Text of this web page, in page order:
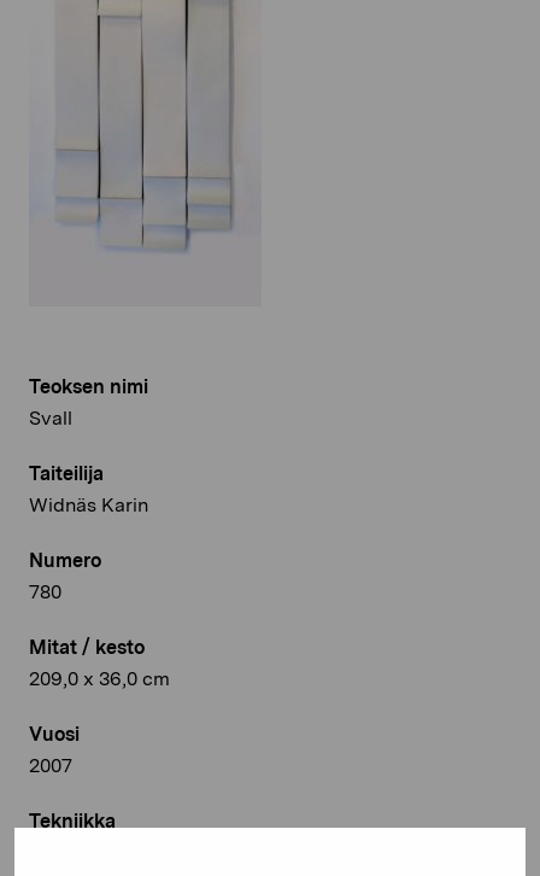
Teoksen nimi
Svall
Taiteilija
Widnäs Karin
Numero
780
Mitat / kesto
209,0 x 36,0 cm
Vuosi
2007
Tekniikka